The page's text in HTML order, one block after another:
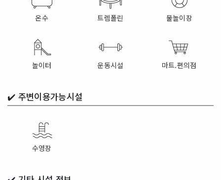
온수 트렘폴린 물놀이장
놀이터 운동시설 마트.편의점
✔️ 주변이용가능시설
수영장